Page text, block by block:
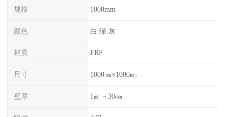
规格 1000mm
颜色 白 绿 灰
材质 FRP
尺寸 1000㎜×1000㎜
壁厚 1㎜－30㎜